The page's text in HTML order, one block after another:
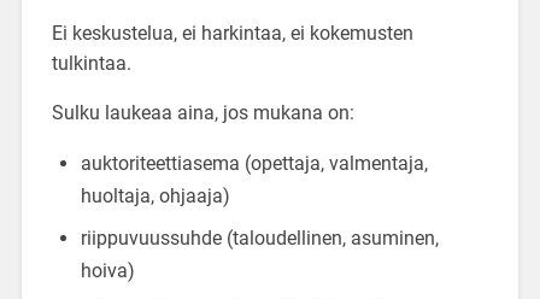
Ei keskustelua, ei harkintaa, ei kokemusten
tulkintaa.
Sulku laukeaa aina, jos mukana on:
auktoriteettiasema (opettaja, valmentaja,
huoltaja, ohjaaja)
riippuvuussuhde (taloudellinen, asuminen,
hoiva)